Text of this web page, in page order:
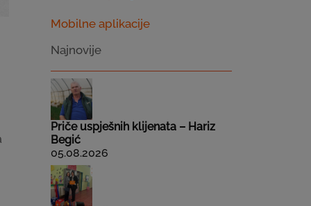
Mobilne aplikacije
Najnovije
Priče uspješnih klijenata – Hariz
Begić
05.08.2026